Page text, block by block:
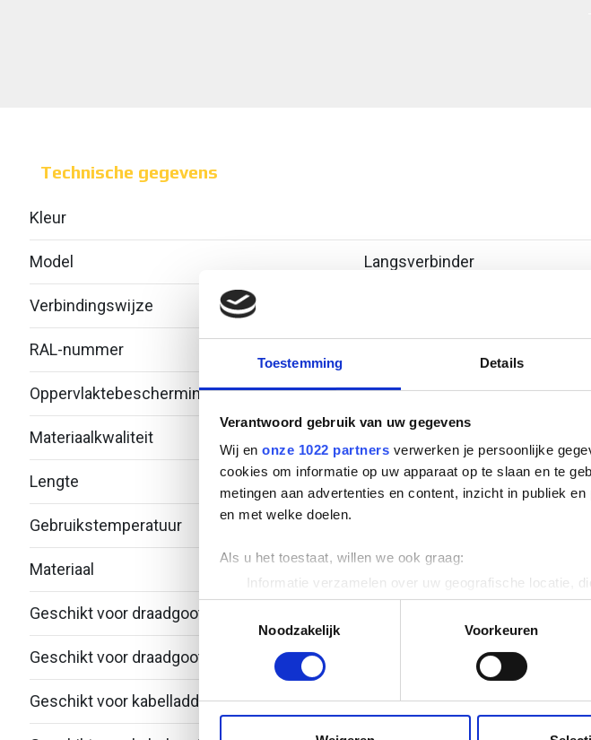
Toestemming Details
Verantwoord gebruik van uw gegevens
Wij en onze 1022 partners verwerken je persoonlijke
cookies om informatie op uw apparaat op te slaan en te
metingen aan advertenties en content, inzicht in publiek
en met welke doelen.
Als u het toestaat, willen we ook graag:
Informatie verzamelen over uw geografische locatie,
Uw apparaat identificeren door het actief te scannen
Lees meer over hoe uw persoonlijke gegevens worden
toestemming op elk moment wijzigen of intrekken in de
websiteverkeer te analyseren. Ook delen we informatie
media, adverteren en analyse. Deze partners kunnen
Toestemmingsselectie
Noodzakelijk
Voorkeuren
Technische gegevens
Kleur
Model Langsverbinder
Verbindingswijze
RAL-nummer
Oppervlaktebescherming Thermisch verzinkt (Hot-dip)
Materiaalkwaliteit
Lengte 170
Gebruikstemperatuur
Materiaal
Geschikt voor draadgoot
Geschikt voor draadgootdraad
Geschikt voor kabelladder Ja